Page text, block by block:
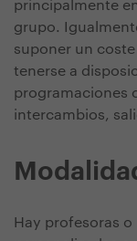
principalmente
grupo.
suponer un
tenerse a
programaciones
intercambios,
Hay profesoras